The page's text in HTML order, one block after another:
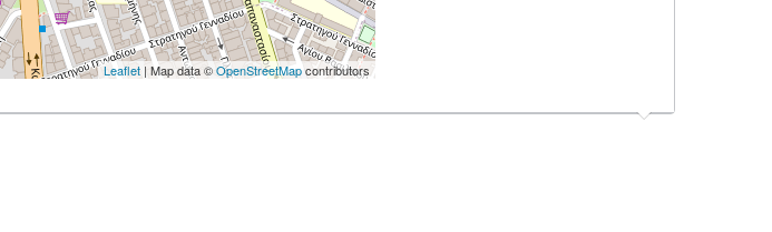
Leaflet| Map data ©OpenStreetMapcontributors